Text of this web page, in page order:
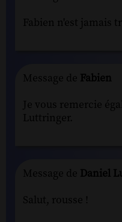
Fabien n'est jamais
Message de Fabien
Je vous remercie
Luttringer.
Message de Daniel
Salut, rousse !